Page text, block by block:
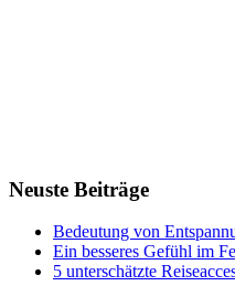
Neuste Beiträge
Bedeutung von
Ein besseres Gefühl im
5 unterschätzte